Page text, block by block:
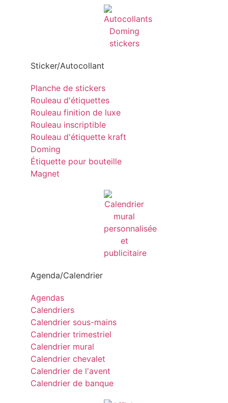
Sticker/Autocollant
Planche de stickers
Rouleau d'étiquettes
Rouleau finition de luxe
Rouleau inscriptible
Rouleau d'étiquette kraft
Doming
Étiquette pour bouteille
Magnet
Agenda/Calendrier
Agendas
Calendriers
Calendrier sous-mains
Calendrier trimestriel
Calendrier mural
Calendrier chevalet
Calendrier de l'avent
Calendrier de banque